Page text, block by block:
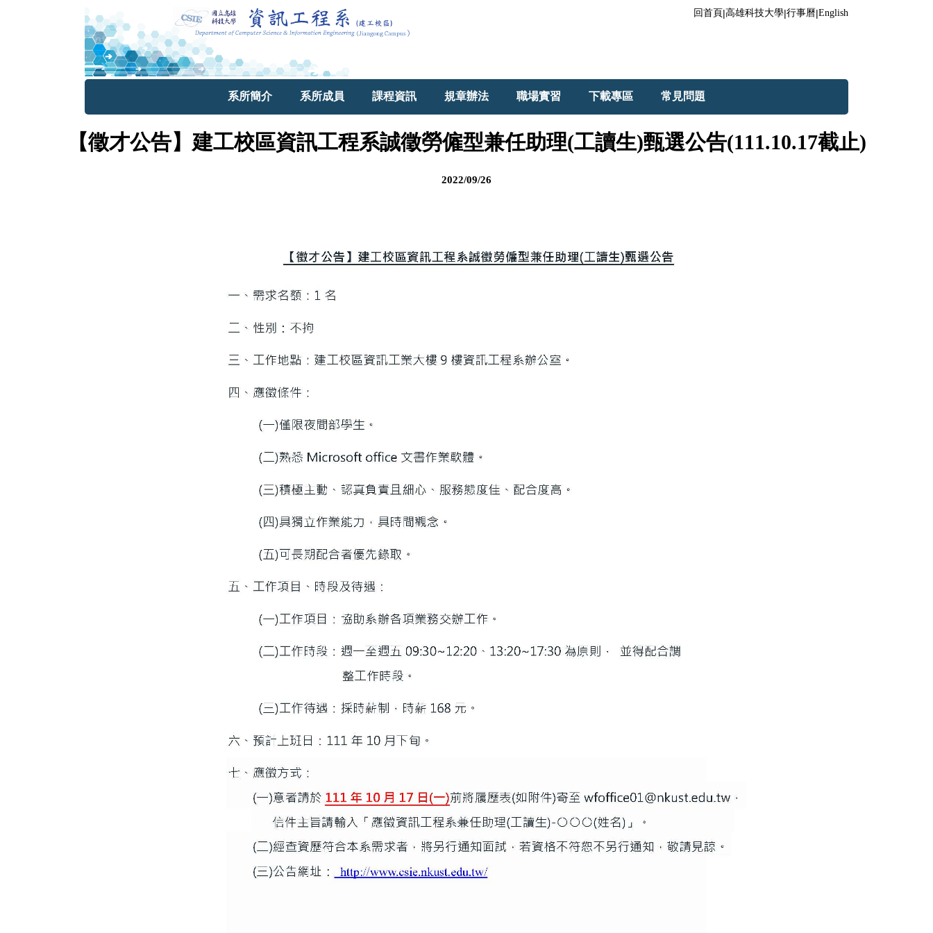
回首頁 |高雄科技大學|行事曆|English
系所簡介 系所成員 課程資訊 規章辦法 職場實習 下載專區 常見問題
【徵才公告】建工校區資訊工程系誠徵勞僱型兼任助理(工讀生)甄選公告(111.10.17截止)
2022/09/26